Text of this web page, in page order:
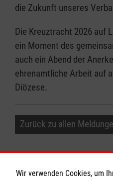
die Zukunft unseres
Die Kreuztracht 2026 auf
ein Moment des
auch ein Abend der
ehrenamtliche Arbeit auf
Diözese.
Zurück zu allen
Wir verwenden Cookies, um